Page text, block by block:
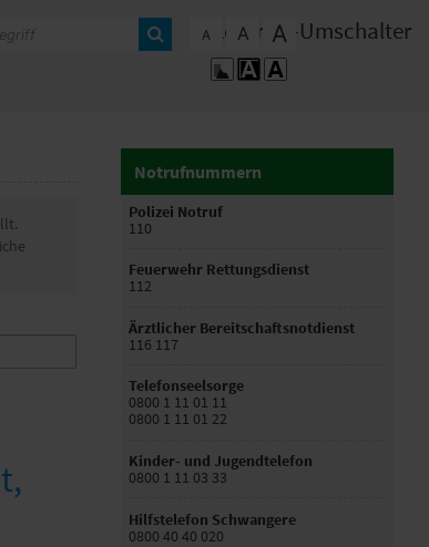
A A A
Kontrast-Umschalter
Notrufnummern
Polizei Notruf
110
Feuerwehr Rettungsdienst
112
Ärztlicher Bereitschaftsnotdienst
116 117
Telefonseelsorge
0800 1 11 01 11
0800 1 11 01 22
Kinder- und Jugendtelefon
0800 1 11 03 33
Hilfstelefon Schwangere
0800 40 40 020